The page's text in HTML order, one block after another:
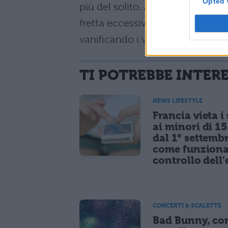
più del solito. Attenzione ad
fretta eccessiva che potrebbe
vanificando i vostri sforzi!
TI POTREBBE
NEWS LIFESTYLE
Francia vieta i
ai minori di
dal 1°
come
controllo
CONCERTI & SCALETTE
Bad Bunny,